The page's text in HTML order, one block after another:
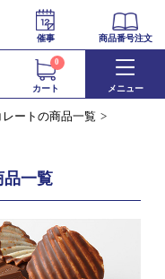
催事 商品番号注文
カート
0
メニュー
ートの商品一覧
品一覧